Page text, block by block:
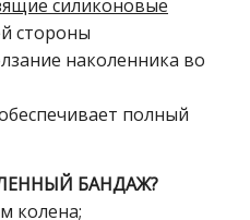
силиконовые
стороны
наколенника во
полный
БАНДАЖ?
колена;